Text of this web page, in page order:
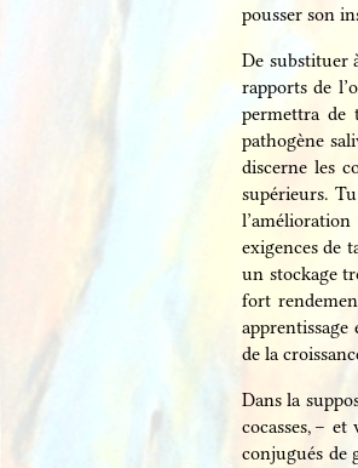
pousser son
De substituer
rapports de
permettra de
pathogène
discerne les
supérieurs.
exigences de
un stockage
fort
de la
Dans la
cocasses, –
conjugués de